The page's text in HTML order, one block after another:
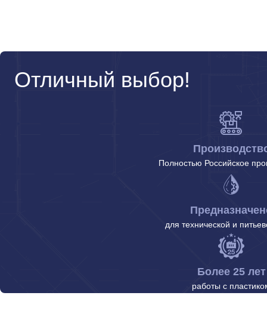
Отличный выбор!
Полностью Российское
для технической и
Более 25 лет
работы с